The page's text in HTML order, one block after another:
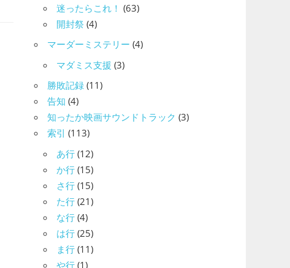
迷ったらこれ！ (63)
開封祭 (4)
マーダーミステリー (4)
マダミス支援 (3)
勝敗記録 (11)
告知 (4)
知ったか映画サウンドトラック (3)
索引 (113)
あ行 (12)
か行 (15)
さ行 (15)
た行 (21)
な行 (4)
は行 (25)
ま行 (11)
や行 (1)